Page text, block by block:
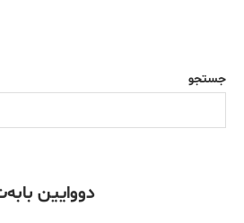
جستجو
دووایین